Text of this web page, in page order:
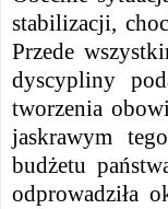
stabilizacji,
Przede
dyscypliny
tworzenia
jaskrawym
budżetu
odprowadziła